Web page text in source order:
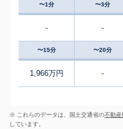
〜1分 〜3分
- -
〜15分 〜20分
1,966万円 -
※ これらのデータは、国土交通省の不動産
しています。